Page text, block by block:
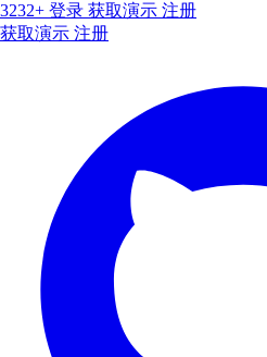
3232+ 登录 获取演示 注册
获取演示 注册